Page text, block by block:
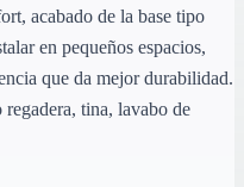
acabado de la base tipo
en pequeños espacios,
que da mejor durabilidad.
tina, lavabo de